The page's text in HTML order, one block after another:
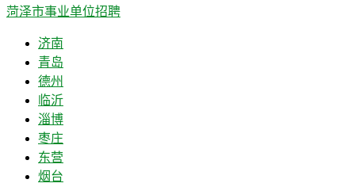
菏泽市事业单位招聘
济南
青岛
德州
临沂
淄博
枣庄
东营
烟台